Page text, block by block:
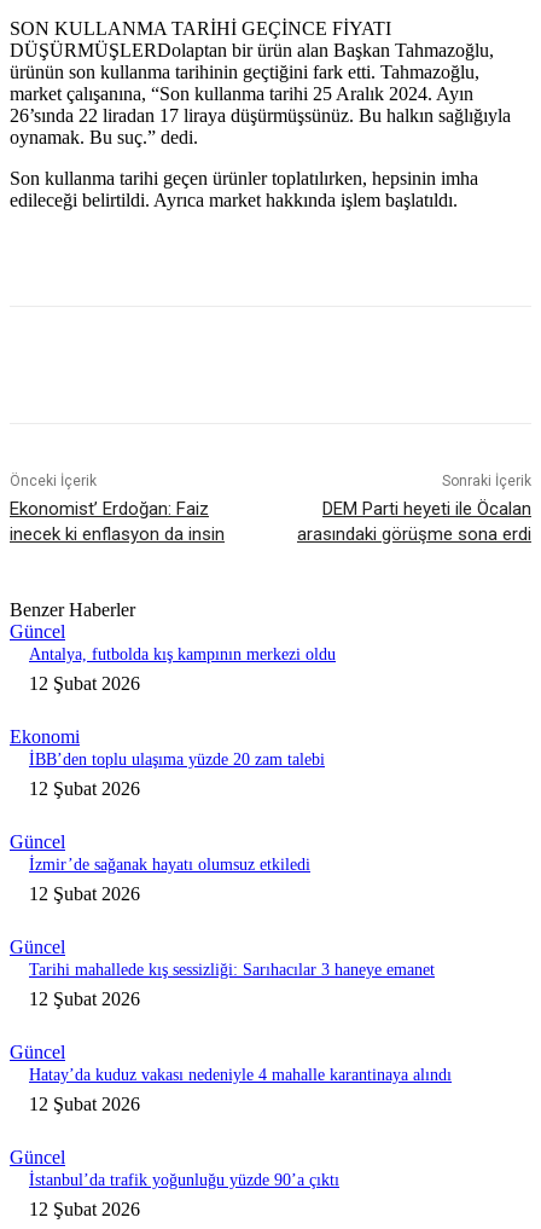
SON KULLANMA TARİHİ GEÇİNCE FİYATI
DÜŞÜRMÜŞLERDolaptan bir ürün alan Başkan Tahmazoğlu,
ürünün son kullanma tarihinin geçtiğini fark etti. Tahmazoğlu,
market çalışanına, “Son kullanma tarihi 25 Aralık 2024. Ayın
26’sında 22 liradan 17 liraya düşürmüşsünüz. Bu halkın sağlığıyla
oynamak. Bu suç.” dedi.
Son kullanma tarihi geçen ürünler toplatılırken, hepsinin imha
edileceği belirtildi. Ayrıca market hakkında işlem başlatıldı.
Önceki İçerik
Ekonomist’ Erdoğan: Faiz
inecek ki enflasyon da insin
Sonraki İçerik
DEM Parti heyeti ile Öcalan
arasındaki görüşme sona erdi
Benzer Haberler
Güncel
Antalya, futbolda kış kampının merkezi oldu
12 Şubat 2026
Ekonomi
İBB’den toplu ulaşıma yüzde 20 zam talebi
12 Şubat 2026
Güncel
İzmir’de sağanak hayatı olumsuz etkiledi
12 Şubat 2026
Güncel
Tarihi mahallede kış sessizliği: Sarıhacılar 3 haneye emanet
12 Şubat 2026
Güncel
Hatay’da kuduz vakası nedeniyle 4 mahalle karantinaya alındı
12 Şubat 2026
Güncel
İstanbul’da trafik yoğunluğu yüzde 90’a çıktı
12 Şubat 2026